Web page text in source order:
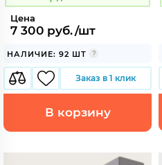
Цена
7 300 руб./шт
НАЛИЧИЕ: 92 ШТ
Заказ в 1 клик
В корзину